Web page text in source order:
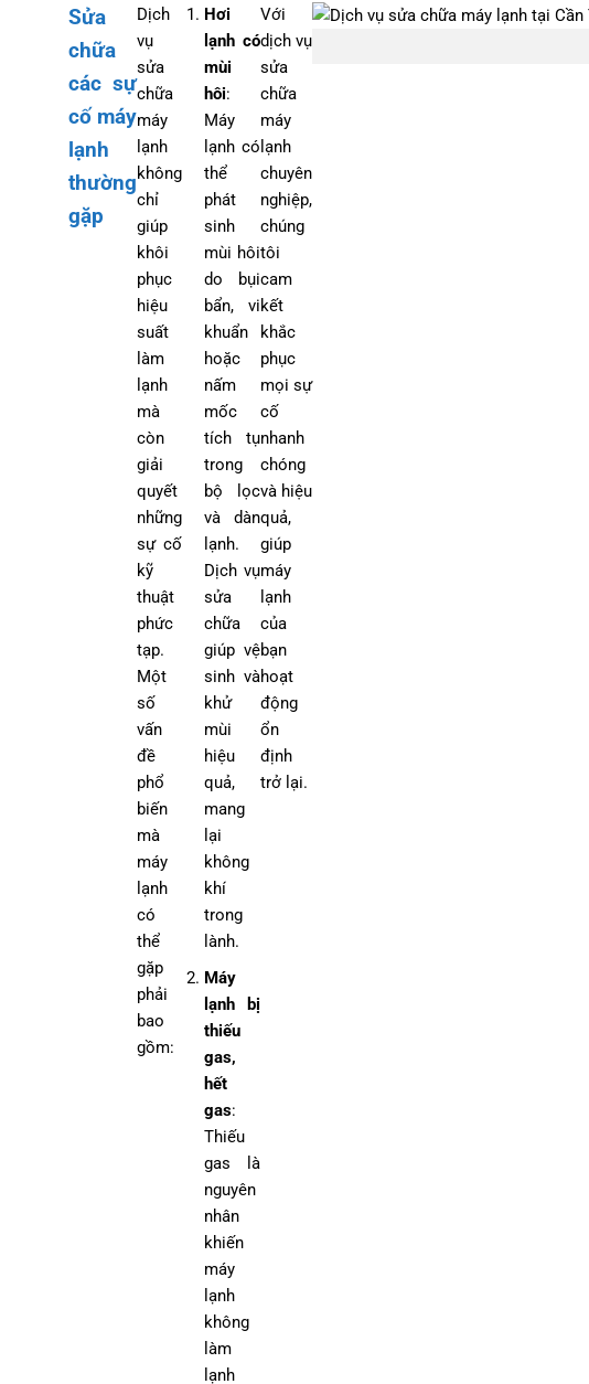
Sửa
chữa
các sự
cố máy
lạnh
thường
gặp
Dịch
vụ
sửa
chữa
máy
lạnh
không
chỉ
giúp
khôi
phục
hiệu
suất
làm
lạnh
mà
còn
giải
quyết
những
sự cố
kỹ
thuật
phức
tạp.
Một
số
vấn
đề
phổ
biến
mà
máy
lạnh
có
thể
gặp
phải
bao
gồm:
Hơi
lạnh có
mùi
hôi:
Máy
lạnh có
thể
phát
sinh
mùi hôi
do bụi
bẩn, vi
khuẩn
hoặc
nấm
mốc
tích tụ
trong
bộ lọc
và dàn
lạnh.
Dịch vụ
sửa
chữa
giúp vệ
sinh và
khử
mùi
hiệu
quả,
mang
lại
không
khí
trong
lành.
Máy
lạnh bị
thiếu
gas,
hết
gas:
Thiếu
gas là
nguyên
nhân
khiến
máy
lạnh
không
làm
lạnh
Với
dịch vụ
sửa
chữa
máy
lạnh
chuyên
nghiệp,
chúng
tôi
cam
kết
khắc
phục
mọi sự
cố
nhanh
chóng
và hiệu
quả,
giúp
máy
lạnh
của
bạn
hoạt
động
ổn
định
trở lại.